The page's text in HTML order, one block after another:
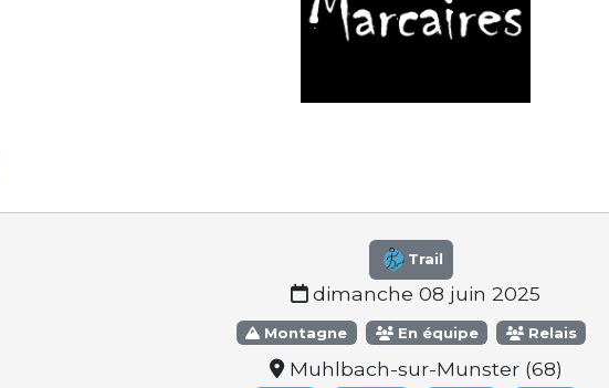
Trail
dimanche 08 juin 2025
Montagne En équipe Relais
Muhlbach-sur-Munster (68)